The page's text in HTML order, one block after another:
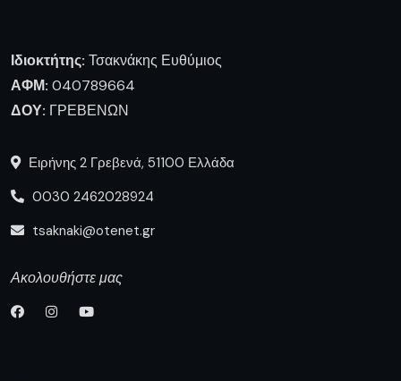
Ιδιοκτήτης: Τσακνάκης Ευθύμιος
ΑΦΜ: 040789664
ΔΟΥ: ΓΡΕΒΕΝΩΝ
Ειρήνης 2 Γρεβενά, 51100 Ελλάδα
0030 2462028924
tsaknaki@otenet.gr
Ακολουθήστε μας